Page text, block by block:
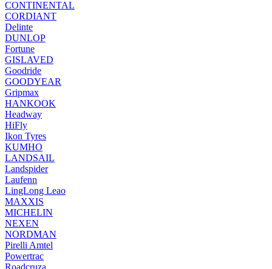
CONTINENTAL
CORDIANT
Delinte
DUNLOP
Fortune
GISLAVED
Goodride
GOODYEAR
Gripmax
HANKOOK
Headway
HiFly
Ikon Tyres
KUMHO
LANDSAIL
Landspider
Laufenn
LingLong Leao
MAXXIS
MICHELIN
NEXEN
NORDMAN
Pirelli Amtel
Powertrac
Roadcruza